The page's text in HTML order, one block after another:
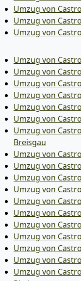
Umzug von
Umzug von
Umzug von
Umzug von
Umzug von
Umzug von
Umzug von
Umzug von
Umzug von
Umzug von
Breisgau
Umzug von
Umzug von
Umzug von
Umzug von
Umzug von
Umzug von
Umzug von
Umzug von
Umzug von
Umzug von
Umzug von